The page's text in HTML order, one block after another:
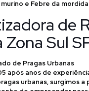
e Febre da
de
Zona Sul
de Pragas Urbanas
após anos de
urbanas, surgimos a